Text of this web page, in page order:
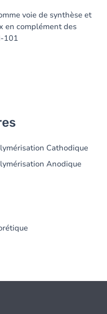
voie de synthèse et
en complément des
101
Cathodique
Anodique